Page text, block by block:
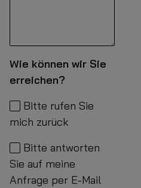
Wie können wir Sie
erreichen?
Bitte rufen Sie
mich zurück
Bitte antworten
Sie auf meine
Anfrage per E-Mail